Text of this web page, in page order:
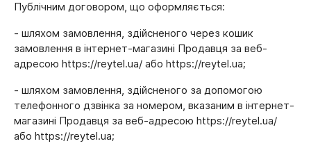
Публічним договором, що оформляється:
- шляхом замовлення, здійсненого через кошик
замовлення в інтернет-магазині Продавця за веб-
адресою https://reytel.ua/ або https://reytel.ua;
- шляхом замовлення, здійсненого за допомогою
телефонного дзвінка за номером, вказаним в інтернет-
магазині Продавця за веб-адресою https://reytel.ua/
або https://reytel.ua;